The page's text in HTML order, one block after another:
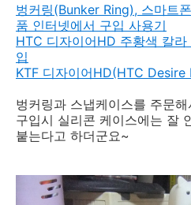
벙커링(Bunker Ring), 스마트
품 인터넷에서 구입 사용기
HTC 디자이어HD 주황색 칼
입
KTF 디자이어HD(HTC Desire
벙커링과 스냅케이스를 주문
구입시 실리콘 케이스에는 잘
붙는다고 하더군요~